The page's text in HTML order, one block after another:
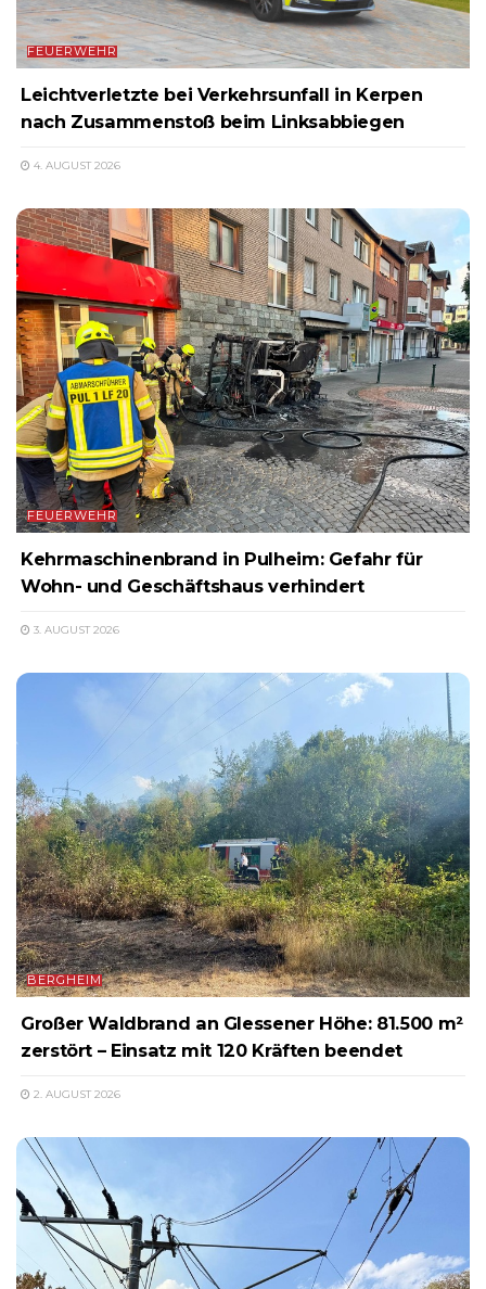
FEUERWEHR
Leichtverletzte bei Verkehrsunfall in Kerpen
nach Zusammenstoß beim Linksabbiegen
4. AUGUST 2026
FEUERWEHR
Kehrmaschinenbrand in Pulheim: Gefahr für
Wohn- und Geschäftshaus verhindert
3. AUGUST 2026
BERGHEIM
Großer Waldbrand an Glessener Höhe: 81.500 m²
zerstört – Einsatz mit 120 Kräften beendet
2. AUGUST 2026